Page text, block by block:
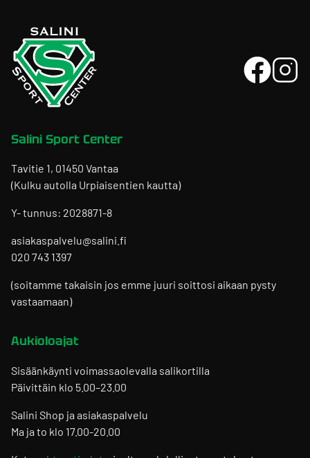
Salini Sport Center
Tavitie 1, 01450 Vantaa
(Kulku autolla Urpiaisentien kautta)
Y- tunnus: 2028871-8
asiakaspalvelu@salini.fi
020 743 1397
(soitamme takaisin jos emme juuri soittosi aikaan pysty
vastaamaan)
Aukioloajat
Sisäänkäynti voimassaolevalla salikortilla
Päivittäin klo 5.00–23.00
Salini Shop ja asiakaspalvelu
Ma ja to klo 17.00-20.00